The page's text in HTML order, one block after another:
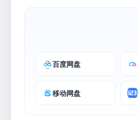
百度网盘
移动网盘